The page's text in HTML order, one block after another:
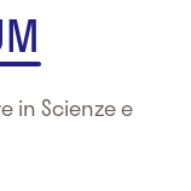
in Scienze e